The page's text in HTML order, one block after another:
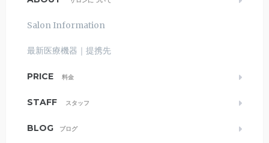
Salon Information
最新医療機器｜提携先
PRICE 料金
STAFF スタッフ
BLOG ブログ